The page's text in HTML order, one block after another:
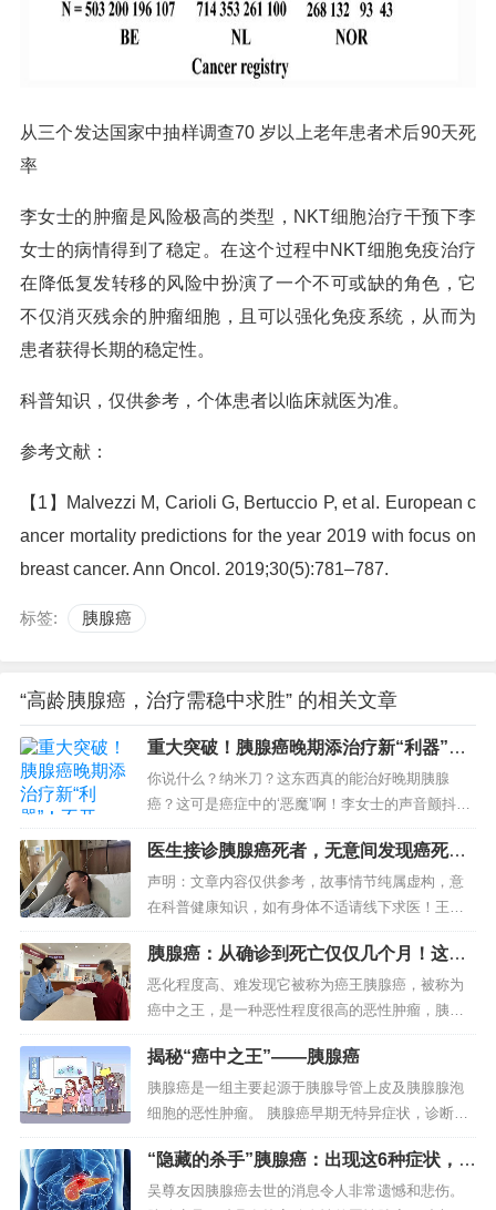
从三个发达国家中抽样调查70 岁以上老年患者术后90天死
率
李女士的肿瘤是风险极高的类型，NKT细胞治疗干预下李
女士的病情得到了稳定。在这个过程中NKT细胞免疫治疗
在降低复发转移的风险中扮演了一个不可或缺的角色，它
不仅消灭残余的肿瘤细胞，且可以强化免疫系统，从而为
患者获得长期的稳定性。
科普知识，仅供参考，个体患者以临床就医为准。
参考文献：
【1】Malvezzi M, Carioli G, Bertuccio P, et al. European c
ancer mortality predictions for the year 2019 with focus on
breast cancer. Ann Oncol. 2019;30(5):781–787.
标签: 胰腺癌
“高龄胰腺癌，治疗需稳中求胜” 的相关文章
重大突破！胰腺癌晚期添治疗新“利器”！
不开刀，无痛苦、恢复快
你说什么？纳米刀？这东西真的能治好晚期胰腺
癌？这可是癌症中的‘恶魔’啊！李女士的声音颤抖
着，眼中满是绝望和期盼。她握着丈夫的手，紧紧
地，仿佛要将所有的希望都寄托在这只粗糙的手掌
上。她的丈夫，王先生，被...
医生接诊胰腺癌死者，无意间发现癌死规
律，他们通常有这3大爱好
声明：文章内容仅供参考，故事情节纯属虚构，意
在科普健康知识，如有身体不适请线下求医！王医
生站在窗前，凝视着远方的夕阳。他的办公室里堆
满了厚厚的病历档案，每一份都记录着一个生命的
最后旅程。作为一名资深的...
胰腺癌：从确诊到死亡仅仅几个月！这些
症状可能是胰腺在求救→
恶化程度高、难发现它被称为癌王胰腺癌，被称为
癌中之王，是一种恶性程度很高的恶性肿瘤，胰腺
癌的发病率在全世界呈逐年上升的趋势。由于胰腺
所处的位置特殊，很多患者早期症状不典型，等到
出现疼痛等症状，确诊时已...
揭秘“癌中之王”——胰腺癌
胰腺癌是一组主要起源于胰腺导管上皮及胰腺腺泡
细胞的恶性肿瘤。 胰腺癌早期无特异症状，诊断相
当困难，且病情进展迅速、放化疗有效率低、死亡
率高，素有癌中之王之称，总体5年生存...
“隐藏的杀手”胰腺癌：出现这6种症状，你
的胰腺可能有问题了！
吴尊友因胰腺癌去世的消息令人非常遗憾和悲伤。